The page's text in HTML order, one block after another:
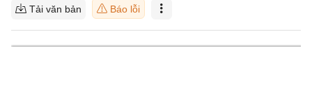
Tải văn bản Báo lỗi